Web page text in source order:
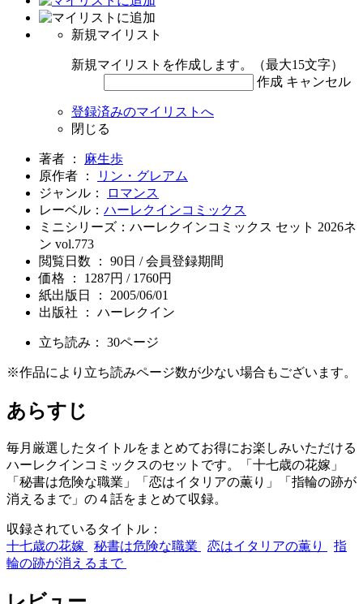
新規マイリスト
新規マイリストを作成します。（最大15文字）
作成 キャンセル
登録済みのマイリストへ
閉じる
著者 ： 麻生歩
原作者 ：
リン・グレアム
ジャンル：
ロマンス
レーベル： ハーレクインコミックス
ミニシリーズ：ハーレクインコミックス セット 2026ネ
ン vol.773
閲覧日数 ： 90日 / 会員登録期間
価格 ： 1287円 / 1760円
紙出版日 ： 2005/06/01
出版社 ： ハーレクイン
立ち読み： 30ページ
※作品により立ち読みページ数が少ない場合もございます。
あらすじ
毎月厳選したタイトルをまとめてお得にお楽しみいただける
ハーレクインコミックスのセットです。「十七歳の花嫁」
「秘書は危険な職業」「恋はイタリアの薫り」「指輪の跡が
消えるまで」の４話をまとめて収録。
収録されているタイトル：
十七歳の花嫁
秘書は危険な職業 恋はイタリアの薫り
指
輪の跡が消えるまで